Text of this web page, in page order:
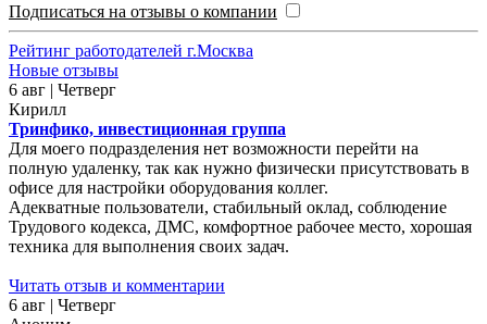
Подписаться на отзывы о компании
Рейтинг работодателей г.Москва
Новые отзывы
6 авг | Четверг
Кирилл
Тринфико, инвестиционная группа
Для моего подразделения нет возможности перейти на
полную удаленку, так как нужно физически присутствовать в
офисе для настройки оборудования коллег.
Адекватные пользователи, стабильный оклад, соблюдение
Трудового кодекса, ДМС, комфортное рабочее место, хорошая
техника для выполнения своих задач.
Читать отзыв и комментарии
6 авг | Четверг